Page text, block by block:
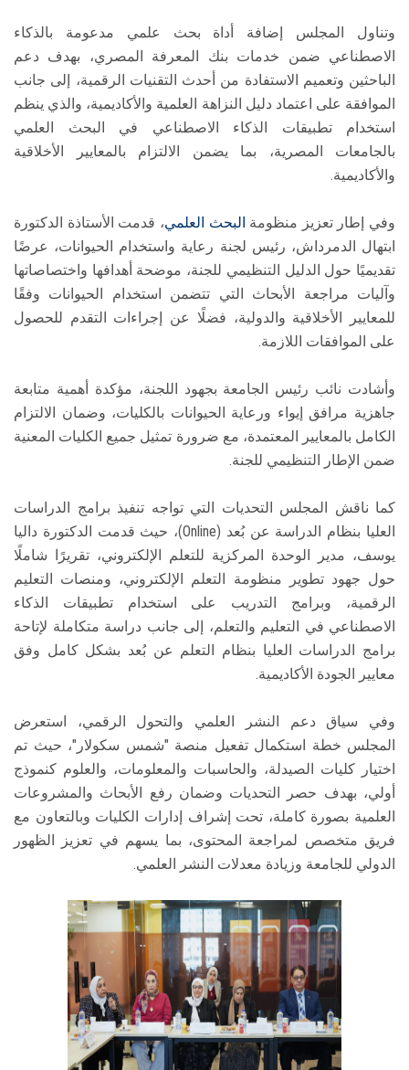
وتناول المجلس إضافة أداة بحث علمي مدعومة بالذكاء
الاصطناعي ضمن خدمات بنك المعرفة المصري، بهدف دعم
الباحثين وتعميم الاستفادة من أحدث التقنيات الرقمية، إلى جانب
الموافقة على اعتماد دليل النزاهة العلمية والأكاديمية، والذي ينظم
استخدام تطبيقات الذكاء الاصطناعي في البحث العلمي
بالجامعات المصرية، بما يضمن الالتزام بالمعايير الأخلاقية
والأكاديمية.
وفي إطار تعزيز منظومة البحث العلمي، قدمت الأستاذة الدكتورة
ابتهال الدمرداش، رئيس لجنة رعاية واستخدام الحيوانات، عرضًا
تقديميًا حول الدليل التنظيمي للجنة، موضحة أهدافها واختصاصاتها
وآليات مراجعة الأبحاث التي تتضمن استخدام الحيوانات وفقًا
للمعايير الأخلاقية والدولية، فضلًا عن إجراءات التقدم للحصول
على الموافقات اللازمة.
وأشادت نائب رئيس الجامعة بجهود اللجنة، مؤكدة أهمية متابعة
جاهزية مرافق إيواء ورعاية الحيوانات بالكليات، وضمان الالتزام
الكامل بالمعايير المعتمدة، مع ضرورة تمثيل جميع الكليات المعنية
ضمن الإطار التنظيمي للجنة.
كما ناقش المجلس التحديات التي تواجه تنفيذ برامج الدراسات
العليا بنظام الدراسة عن بُعد (Online)، حيث قدمت الدكتورة داليا
يوسف، مدير الوحدة المركزية للتعلم الإلكتروني، تقريرًا شاملًا
حول جهود تطوير منظومة التعلم الإلكتروني، ومنصات التعليم
الرقمية، وبرامج التدريب على استخدام تطبيقات الذكاء
الاصطناعي في التعليم والتعلم، إلى جانب دراسة متكاملة لإتاحة
برامج الدراسات العليا بنظام التعلم عن بُعد بشكل كامل وفق
معايير الجودة الأكاديمية.
وفي سياق دعم النشر العلمي والتحول الرقمي، استعرض
المجلس خطة استكمال تفعيل منصة "شمس سكولار"، حيث تم
اختيار كليات الصيدلة، والحاسبات والمعلومات، والعلوم كنموذج
أولي، بهدف حصر التحديات وضمان رفع الأبحاث والمشروعات
العلمية بصورة كاملة، تحت إشراف إدارات الكليات وبالتعاون مع
فريق متخصص لمراجعة المحتوى، بما يسهم في تعزيز الظهور
الدولي للجامعة وزيادة معدلات النشر العلمي.